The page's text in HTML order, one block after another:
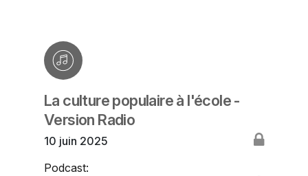
La culture populaire à l'école -
Version Radio
10 juin 2025
Podcast: